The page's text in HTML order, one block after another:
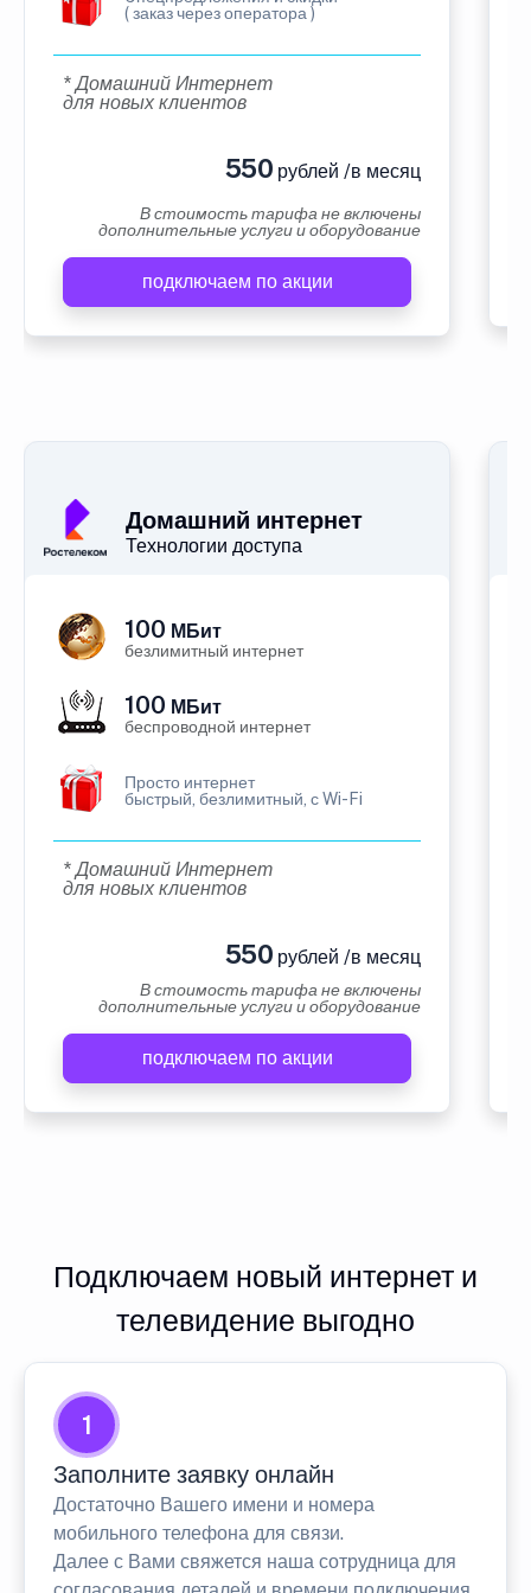
( заказ через оператора )
* Домашний Интернет
для новых клиентов
550 рублей /в месяц
В стоимость тарифа не включены
дополнительные услуги и оборудование
подключаем по акции
Домашний интернет
Технологии доступа
100 МБит
безлимитный интернет
100 МБит
беспроводной интернет
Просто интернет
быстрый, безлимитный, с Wi-Fi
* Домашний Интернет
для новых клиентов
550 рублей /в месяц
В стоимость тарифа не включены
дополнительные услуги и оборудование
подключаем по акции
Подключаем новый интернет и
телевидение выгодно
1
Заполните заявку онлайн
Достаточно Вашего имени и номера
мобильного телефона для связи.
Далее с Вами свяжется наша сотрудница для